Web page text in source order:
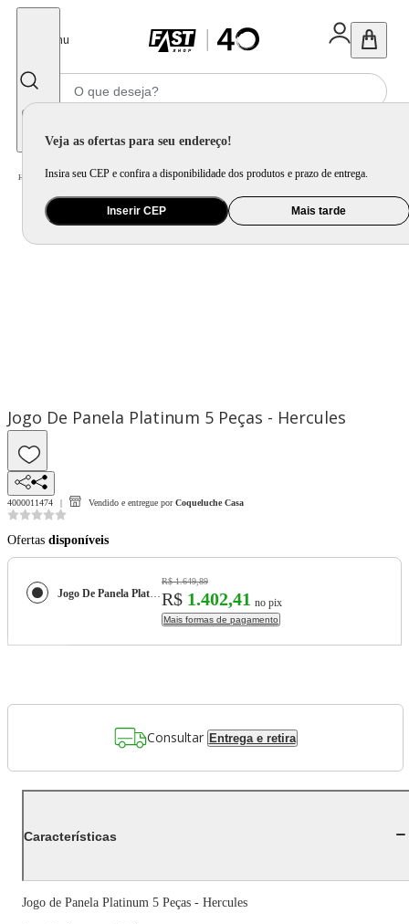
Menu
Veja as ofertas para seu endereço!
Insira seu CEP e confira a disponibilidade dos produtos e prazo de entrega.
Inserir CEP Mais tarde
Home Utilidade Doméstica Cozinha / Jogo de Panela e Panela Avulsa
Jogo De Panela Platinum 5 Peças - Hercules
4000011474 Vendido e entregue por Coqueluche Casa
Ofertas disponíveis
Jogo De Panela Platinum 5 Peças - Hercules
R$ 1.649,89
R$ 1.402,41 no pix
Mais formas de pagamento
Consultar Entrega e retira
Características
Jogo de Panela Platinum 5 Peças - Hercules